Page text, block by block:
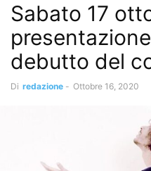
Sabato 17
debutto del
Di redazione - Ottobre 16, 2020